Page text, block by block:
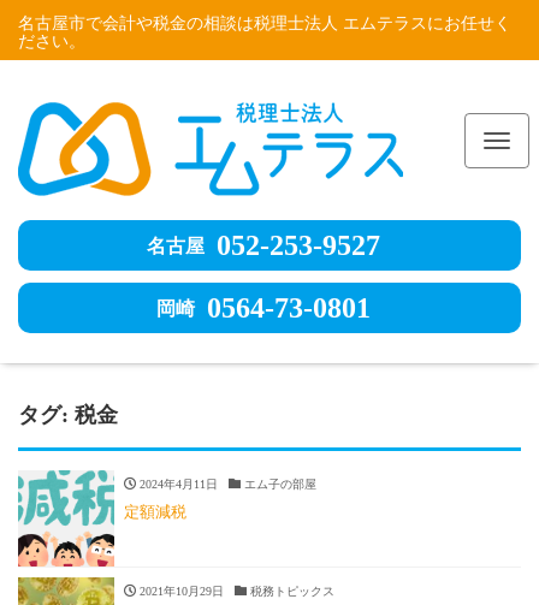
名古屋市で会計や税金の相談は税理士法人 エムテラスにお任せく
ださい。
名古屋 052-253-9527
岡崎 0564-73-0801
タグ: 税金
2024年4月11日 エム子の部屋
定額減税
2021年10月29日 税務トピックス